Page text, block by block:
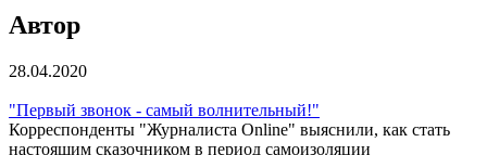
Автор
28.04.2020
"Первый звонок - самый волнительный!"
Корреспонденты "Журналиста Online" выяснили, как стать
настоящим сказочником в период самоизоляции